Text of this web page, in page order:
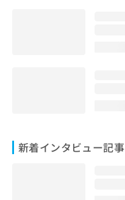
新着インタビュー記事